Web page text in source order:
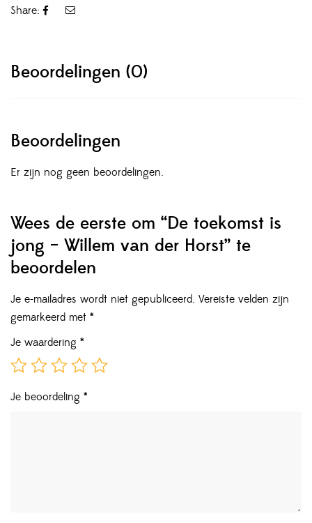
Share:
Beoordelingen (0)
Beoordelingen
Er zijn nog geen beoordelingen.
Wees de eerste om “De toekomst is
jong – Willem van der Horst” te
beoordelen
Je e-mailadres wordt niet gepubliceerd. Vereiste velden zijn
gemarkeerd met *
Je waardering *
Je beoordeling *